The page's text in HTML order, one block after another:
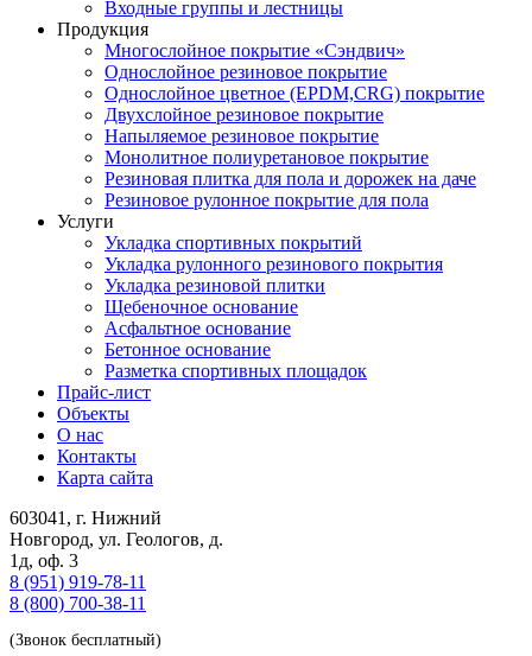
Входные группы и лестницы
Продукция
Многослойное покрытие «Сэндвич»
Однослойное резиновое покрытие
Однослойное цветное (EPDM,CRG) покрытие
Двухслойное резиновое покрытие
Напыляемое резиновое покрытие
Монолитное полиуретановое покрытие
Резиновая плитка для пола и дорожек на даче
Резиновое рулонное покрытие для пола
Услуги
Укладка спортивных покрытий
Укладка рулонного резинового покрытия
Укладка резиновой плитки
Щебеночное основание
Асфальтное основание
Бетонное основание
Разметка спортивных площадок
Прайс-лист
Объекты
О нас
Контакты
Карта сайта
603041 , г. Нижний
Новгород, ул. Геологов, д.
1д, оф. 3
8 (951) 919-78-11
8 (800) 700-38-11
(Звонок бесплатный)